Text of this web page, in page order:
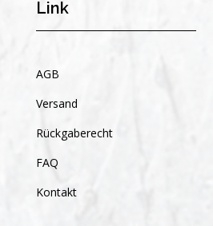
Link
AGB
Versand
Rückgaberecht
FAQ
Kontakt